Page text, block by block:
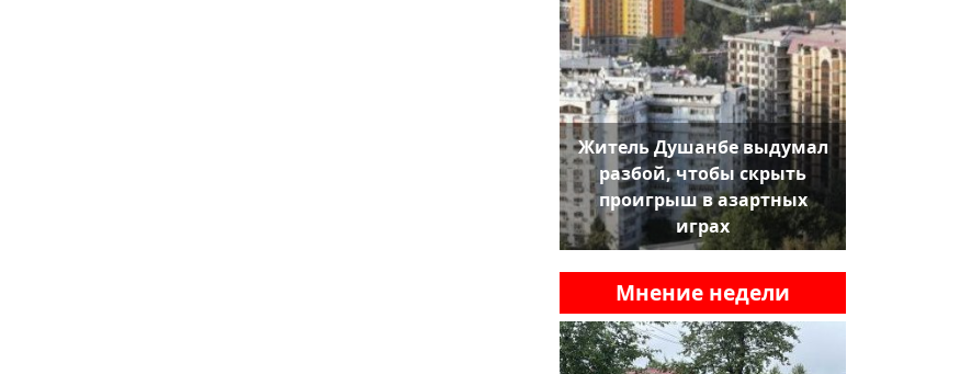
Житель Душанбе выдумал
разбой, чтобы скрыть
проигрыш в азартных
играх
Мнение недели